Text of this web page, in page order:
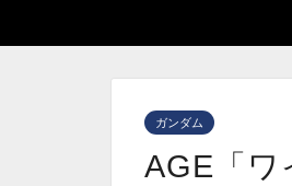
ガンダム
AGE「ワ